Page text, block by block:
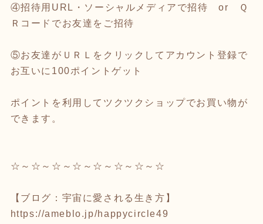
④招待用URL・ソーシャルメディアで招待 or Ｑ
Ｒコードでお友達をご招待
⑤お友達がＵＲＬをクリックしてアカウント登録で
お互いに100ポイントゲット
ポイントを利用してツクツクショップでお買い物が
できます。
☆～☆～☆～☆～☆～☆～☆～☆
【ブログ：宇宙に愛される生き方】
https://ameblo.jp/happycircle49